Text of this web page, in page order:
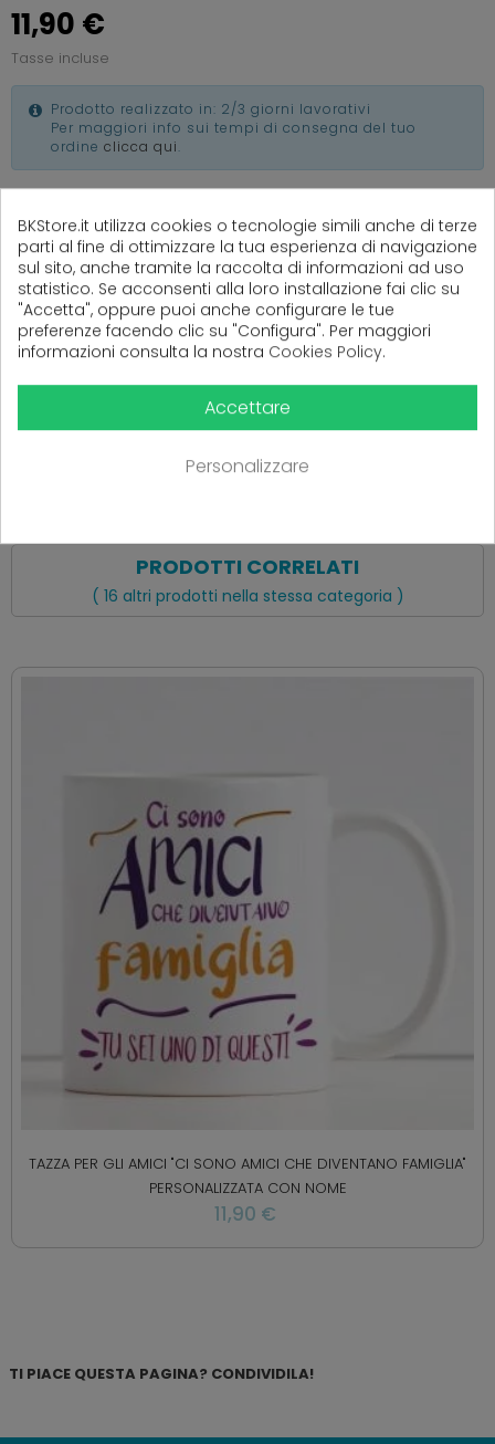
11,90 €
Tasse incluse
Prodotto realizzato in: 2/3 giorni lavorativi
Per maggiori info sui tempi di consegna del tuo
ordine clicca qui.
(0Recensioni)
Ancora nessuna recensione da parte degli utenti.
PRODOTTI CORRELATI
( 16 altri prodotti nella stessa categoria )
TAZZA PER GLI AMICI "CI SONO AMICI CHE DIVENTANO FAMIGLIA"
PERSONALIZZATA CON NOME
11,90 €
TI PIACE QUESTA PAGINA? CONDIVIDILA!
BKStore.it utilizza cookies o tecnologie simili anche di terze
parti al fine di ottimizzare la tua esperienza di navigazione
sul sito, anche tramite la raccolta di informazioni ad uso
statistico. Se acconsenti alla loro installazione fai clic su
"Accetta", oppure puoi anche configurare le tue
preferenze facendo clic su "Configura". Per maggiori
informazioni consulta la nostra Cookies Policy.
Accettare
Personalizzare